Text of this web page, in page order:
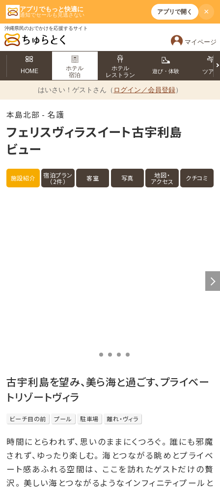
アプリでもっと快適に
通知でセールも見逃さない アプリで開く ×
沖縄県民のおでかけを応援するサイト
マイページ
HOME
ホテル
宿泊
ホテル
レストラン
遊び・体験 ツアー
はいさい！ ゲストさん（ ログイン／会員登録）
本島北部 - 名護
フェリスヴィラスイート古宇利島
ビュー
施設紹介 宿泊プラン
（2件） 客室 写真 地図・
アクセス クチコミ
古宇利島を望み、美ら海と過ごす、プライベー
トリゾートヴィラ
ビーチ目の前 プール 駐車場 離れ・ヴィラ
時間にとらわれず、思いのままにくつろぐ。 誰にも邪魔
されず、ゆったり楽しむ。 海とつながる眺めとプライベ
ート感あふれる空間は、 ここを訪れたゲストだけの贅
沢。 美しい海とつながるようなインフィニティプールと